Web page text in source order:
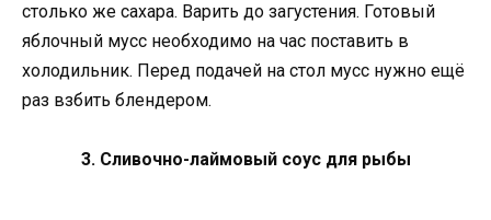
столько же сахара. Варить до загустения. Готовый
яблочный мусс необходимо на час поставить в
холодильник. Перед подачей на стол мусс нужно ещё
раз взбить блендером.
3. Сливочно-лаймовый соус для рыбы